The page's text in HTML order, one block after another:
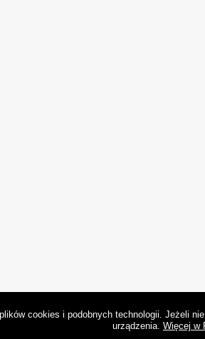
cookies i podobnych technologii. Jeżeli
urządzenia. Więcej w